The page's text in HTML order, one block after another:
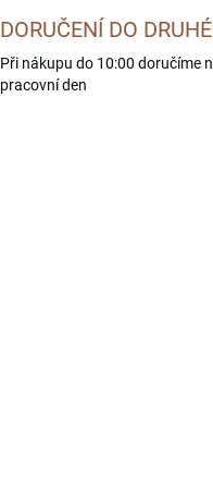
DORUČENÍ DO
Při nákupu do 10:00 doručíme
pracovní den